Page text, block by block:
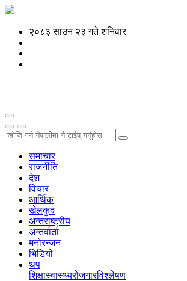
२०८३ साउन २३ गते शनिवार
समाचार
राजनीति
देश
विचार
आर्थिक
खेलकुद
अन्तराष्ट्रीय
अन्तर्वार्ता
मनोरन्जन
भिडियो
थप
शिक्षास्वास्थ्यरोजगारविश्लेषण